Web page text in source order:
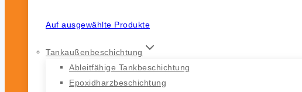
Auf ausgewählte Produkte
Tankaußenbeschichtung
Ableitfähige Tankbeschichtung
Epoxidharzbeschichtung